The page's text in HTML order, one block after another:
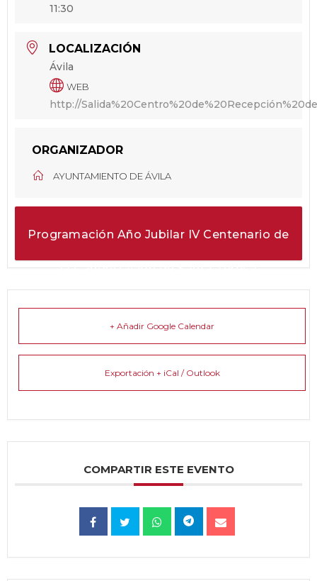
11:30
LOCALIZACIÓN
Ávila
WEB
http://
ORGANIZADOR
AYUNTAMIENTO DE ÁVILA
Programación Año Jubilar IV Centenario de
la Canonización de Santa Teresa
+ Añadir Google Calendar
Exportación + iCal / Outlook
COMPARTIR ESTE EVENTO